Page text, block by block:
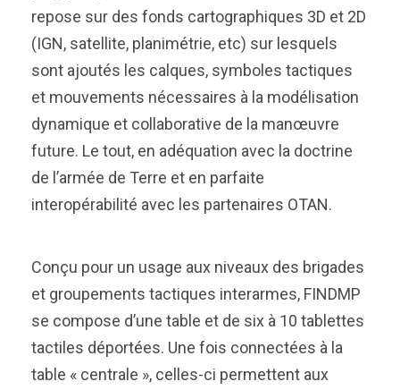
repose sur des fonds cartographiques 3D et 2D
(IGN, satellite, planimétrie, etc) sur lesquels
sont ajoutés les calques, symboles tactiques
et mouvements nécessaires à la modélisation
dynamique et collaborative de la manœuvre
future. Le tout, en adéquation avec la doctrine
de l’armée de Terre et en parfaite
interopérabilité avec les partenaires OTAN.
Conçu pour un usage aux niveaux des brigades
et groupements tactiques interarmes, FINDMP
se compose d’une table et de six à 10 tablettes
tactiles déportées. Une fois connectées à la
table « centrale », celles-ci permettent aux